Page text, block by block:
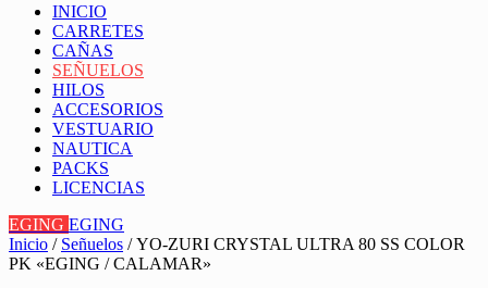
INICIO
CARRETES
CAÑAS
SEÑUELOS
HILOS
ACCESORIOS
VESTUARIO
NAUTICA
PACKS
LICENCIAS
EGING EGING
Inicio / Señuelos / YO-ZURI CRYSTAL ULTRA 80 SS COLOR
PK «EGING / CALAMAR»